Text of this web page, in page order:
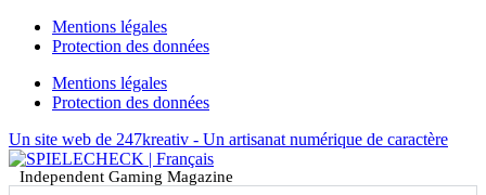
Mentions légales
Protection des données
Mentions légales
Protection des données
Un site web de 247kreativ - Un artisanat numérique de caractère
Independent Gaming Magazine